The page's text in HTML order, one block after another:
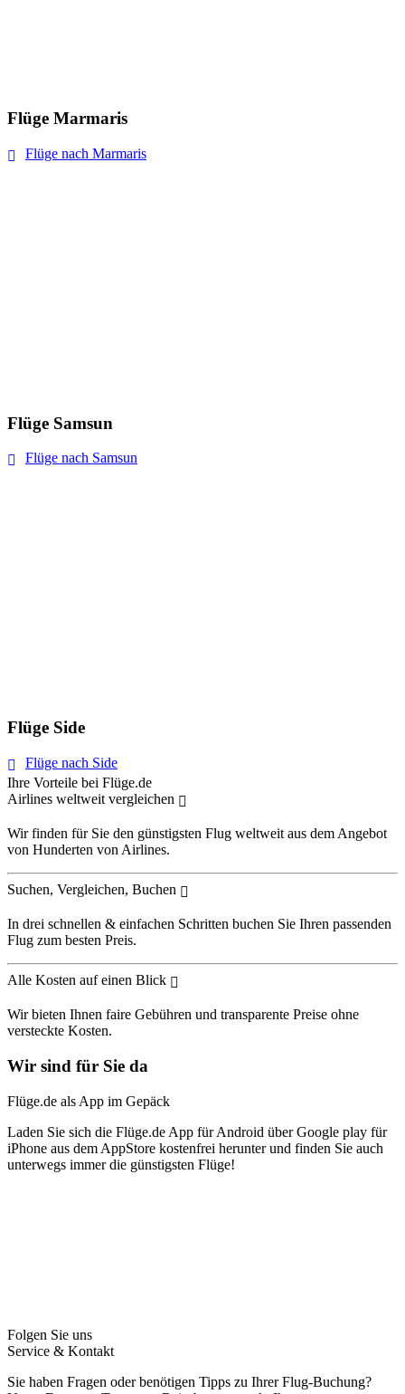
Flüge Marmaris
Flüge nach Marmaris
Flüge Samsun
Flüge nach Samsun
Flüge Side
Flüge nach Side
Ihre Vorteile bei Flüge.de
Airlines weltweit vergleichen
Wir finden für Sie den günstigsten Flug weltweit aus dem Angebot
von Hunderten von Airlines.
Suchen, Vergleichen, Buchen
In drei schnellen & einfachen Schritten buchen Sie Ihren passenden
Flug zum besten Preis.
Alle Kosten auf einen Blick
Wir bieten Ihnen faire Gebühren und transparente Preise ohne
versteckte Kosten.
Wir sind für Sie da
Flüge.de als App im Gepäck
Laden Sie sich die Flüge.de App für Android über Google play für
iPhone aus dem AppStore kostenfrei herunter und finden Sie auch
unterwegs immer die günstigsten Flüge!
Folgen Sie uns
Service & Kontakt
Sie haben Fragen oder benötigen Tipps zu Ihrer Flug-Buchung?